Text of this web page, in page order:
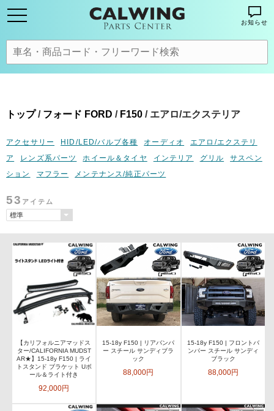
お知らせ
トップ/ フォード FORD / F150 / エアロ/エクステリア
アクセサリー HID/LED/バルブ各種 オーディオ
エアロ/エクステリ
ア
レンズ系パーツ ホイール＆タイヤ インテリア グリル
サスペン
ション
マフラー メンテナンス/純正パーツ
53 アイテム
【カリフォルニアマッドス
ター/CALIFORNIA MUDST
AR★】15-18y F150 | ライ
トスタンド ブラケット Uボ
ール＆ライト付き
92,000円
15-18y F150 | リアバンパ
ー スチール サンディブラ
ック
88,000円
15-18y F150 | フロントバ
ンパー スチール サンディ
ブラック
88,000円